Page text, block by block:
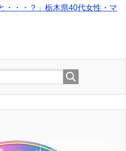
・・・？」栃木県40代女性・マ